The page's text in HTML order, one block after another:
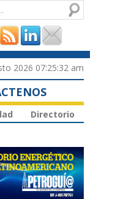
2026 07:25:32 am
Directorio